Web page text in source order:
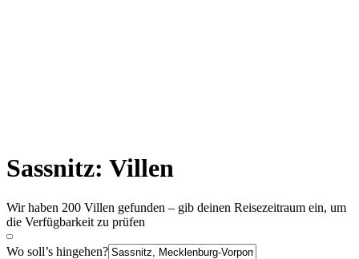
Sassnitz: Villen
Wir haben 200 Villen gefunden – gib deinen Reisezeitraum ein, um
die Verfügbarkeit zu prüfen
Wo soll’s hingehen?